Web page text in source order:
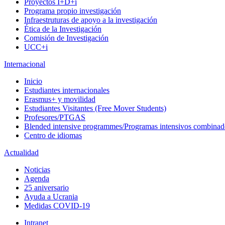
Proyectos I+D+i
Programa propio investigación
Infraestruturas de apoyo a la investigación
Ética de la Investigación
Comisión de Investigación
UCC+i
Internacional
Inicio
Estudiantes internacionales
Erasmus+ y movilidad
Estudiantes Visitantes (Free Mover Students)
Profesores/PTGAS
Blended intensive programmes/Programas intensivos
Centro de idiomas
Actualidad
Noticias
Agenda
25 aniversario
Ayuda a Ucrania
Medidas COVID-19
Intranet